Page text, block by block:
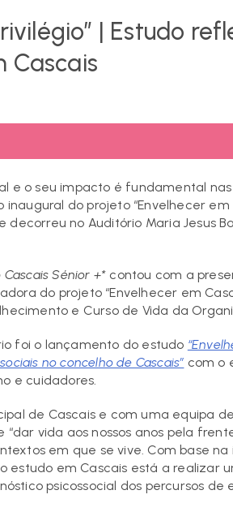
| Estudo
Cascais
e o seu impacto é fundamental
do projeto “Envelhecer em
decorreu no Auditório Maria Jesus
Sénior +* contou com a
do projeto “Envelhecer em
e Curso de Vida da
foi o lançamento do estudo
no concelho de Cascais” com o
e cuidadores.
de Cascais e com uma equipa de
vida aos nossos anos pela
em que se vive. Com base
estudo em Cascais está a realizar
psicossocial dos percursos